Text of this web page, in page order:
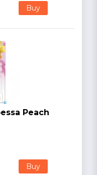
Buy
Peach
Buy